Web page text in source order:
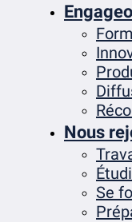
Nous
Se